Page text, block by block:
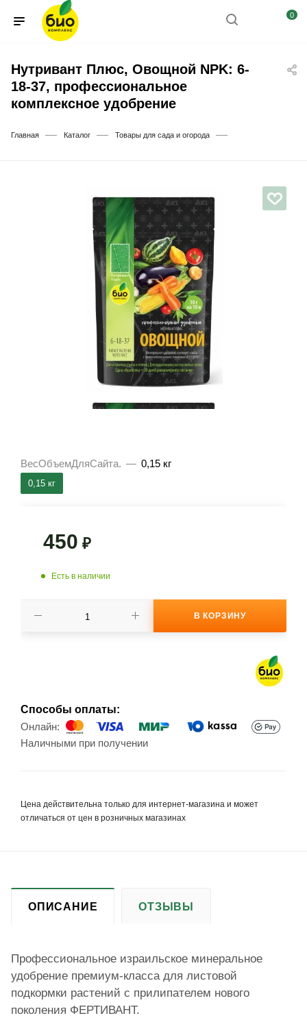
0
Нутривант Плюс, Овощной NPK: 6-
18-37, профессиональное
комплексное удобрение
Главная — Каталог — Товары для сада и огорода —
ВесОбъемДляСайта. — 0,15 кг
0,15 кг
450 ₽
Есть в наличии
В КОРЗИНУ
Способы оплаты:
Онлайн:
Наличными при получении
Цена действительна только для интернет-магазина и может
отличаться от цен в розничных магазинах
ОПИСАНИЕ ОТЗЫВЫ
Профессиональное израильское минеральное
удобрение премиум-класса для листовой
подкормки растений с прилипателем нового
поколения ФЕРТИВАНТ.